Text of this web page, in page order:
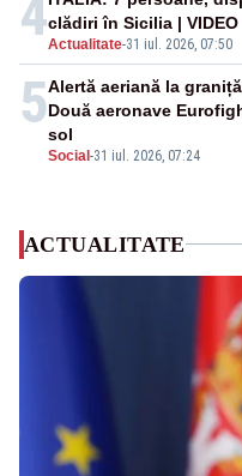
4Actualitate-31 iul. 2026, 07:50
clădiri în Sicilia | VIDEO
5
Social-31 iul. 2026, 07:24
Alertă aeriană la
Două aeronave
sol
ACTUALITATE